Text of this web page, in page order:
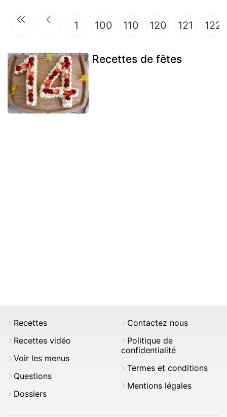
1 100 110 120 121 122
Recettes de fêtes
Recettes
Recettes vidéo
Voir les menus
Questions
Dossiers
Contactez nous
Politique de
confidentialité
Termes et conditions
Mentions légales